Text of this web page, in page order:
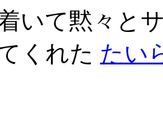
いて黙々と
くれた たい